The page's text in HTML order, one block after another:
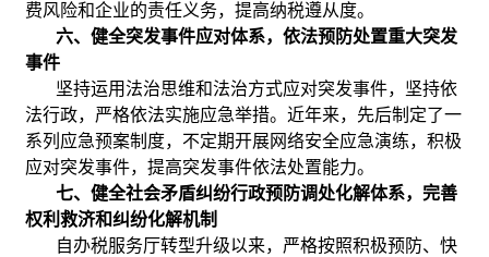
费风险和企业的责任义务，提高纳税遵从度。
六、健全突发事件应对体系，依法预防处置重大突发
事件
坚持运用法治思维和法治方式应对突发事件，坚持依
法行政，严格依法实施应急举措。近年来，先后制定了一
系列应急预案制度，不定期开展网络安全应急演练，积极
应对突发事件，提高突发事件依法处置能力。
七、健全社会矛盾纠纷行政预防调处化解体系，完善
权利救济和纠纷化解机制
自办税服务厅转型升级以来，严格按照积极预防、快